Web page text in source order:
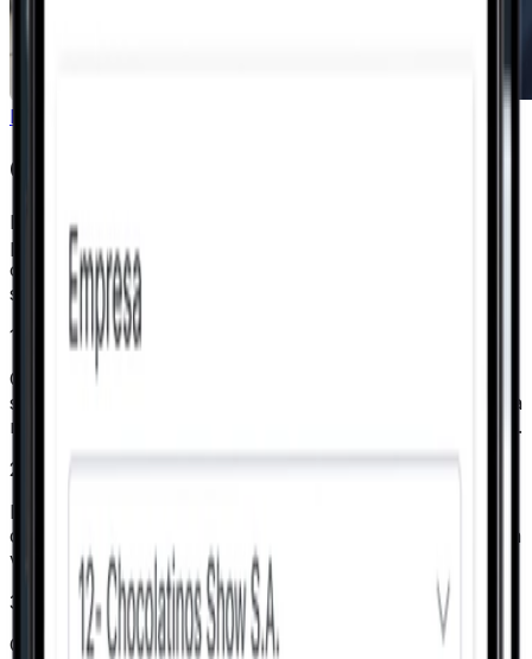
Fale com um especialista
O Price Search
Notifica o fornecedor cadastrado sobre um novo
processo de compras. O fornecedor preenche a
cotação e o comprador compara, aplica filtros e
seleciona. Assim a OC é gerada.
1
Ciclo fechado: da solicitação à ordem de compra, sem
sair do ecossistema. O processo inicia no VSat e encerra
no VSat. Rastreável, auditável, sem informação dispersa.
2
No Loop: o fornecedor atualiza cotações e negociações
diretamente na ferramenta. Sem e-mail, sem anexo, sem
versão errada de planilha.
3
Orçamentos recebidos são centralizados e comparáveis